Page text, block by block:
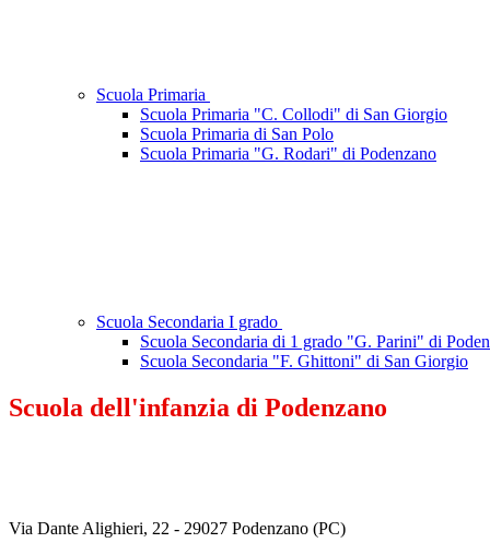
Scuola Primaria
Scuola Primaria "C. Collodi" di San Giorgio
Scuola Primaria di San Polo
Scuola Primaria "G. Rodari" di Podenzano
Scuola Secondaria I grado
Scuola Secondaria di 1 grado "G. Parini" di
Scuola Secondaria "F. Ghittoni" di San Giorgio
Scuola dell'infanzia di Podenzano
Via Dante Alighieri, 22 - 29027 Podenzano (PC)